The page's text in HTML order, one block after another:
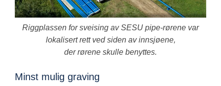
Riggplassen for sveising av SESU pipe-rørene var
lokalisert rett ved siden av innsjøene,
der rørene skulle benyttes.
Minst mulig graving